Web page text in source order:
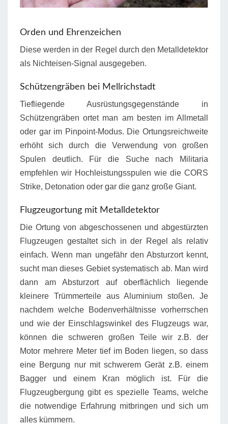
Orden und Ehrenzeichen
Diese werden in der Regel durch den Metalldetektor
als Nichteisen-Signal ausgegeben.
Schützengräben bei Mellrichstadt
Tiefliegende Ausrüstungsgegenstände in
Schützengräben ortet man am besten im Allmetall
oder gar im Pinpoint-Modus. Die Ortungsreichweite
erhöht sich durch die Verwendung von großen
Spulen deutlich. Für die Suche nach Militaria
empfehlen wir Hochleistungsspulen wie die CORS
Strike, Detonation oder gar die ganz große Giant.
Flugzeugortung mit Metalldetektor
Die Ortung von abgeschossenen und abgestürzten
Flugzeugen gestaltet sich in der Regel als relativ
einfach. Wenn man ungefähr den Absturzort kennt,
sucht man dieses Gebiet systematisch ab. Man wird
dann am Absturzort auf oberflächlich liegende
kleinere Trümmerteile aus Aluminium stoßen. Je
nachdem welche Bodenverhältnisse vorherrschen
und wie der Einschlagswinkel des Flugzeugs war,
können die schweren großen Teile wir z.B. der
Motor mehrere Meter tief im Boden liegen, so dass
eine Bergung nur mit schwerem Gerät z.B. einem
Bagger und einem Kran möglich ist. Für die
Flugzeugbergung gibt es spezielle Teams, welche
die notwendige Erfahrung mitbringen und sich um
alles kümmern.